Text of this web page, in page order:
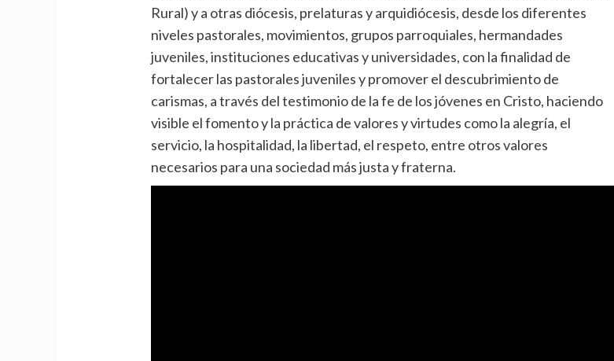
Rural) y a otras diócesis, prelaturas y arquidiócesis, desde los diferentes
niveles pastorales, movimientos, grupos parroquiales, hermandades
juveniles, instituciones educativas y universidades, con la finalidad de
fortalecer las pastorales juveniles y promover el descubrimiento de
carismas, a través del testimonio de la fe de los jóvenes en Cristo, haciendo
visible el fomento y la práctica de valores y virtudes como la alegría, el
servicio, la hospitalidad, la libertad, el respeto, entre otros valores
necesarios para una sociedad más justa y fraterna.